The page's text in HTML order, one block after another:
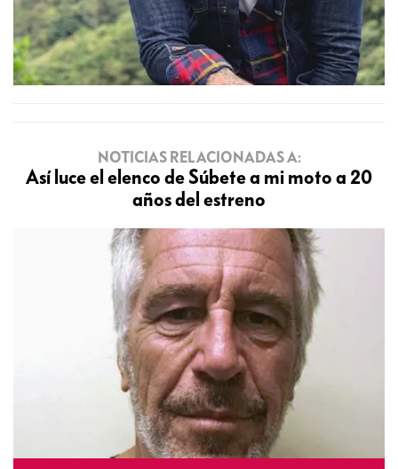
NOTICIAS RELACIONADAS A:
Así luce el elenco de Súbete a mi moto a 20
años del estreno